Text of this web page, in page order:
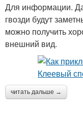
Для информации.
гвозди будут
можно получить
внешний вид.
читать дальше →